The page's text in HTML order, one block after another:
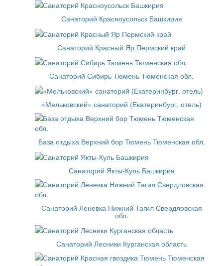
Санаторий Красноусольск Башкирия
Санаторий Красный Яр Пермский край
Санаторий Сибирь Тюмень Тюменская обл.
«Мельковский» санаторий (Екатеринбург, отель)
База отдыха Верхний бор Тюмень Тюменская обл.
Санаторий Якты-Куль Башкирия
Санаторий Леневка Нижний Тагил Свердловская
обл.
Санаторий Лесники Курганская область